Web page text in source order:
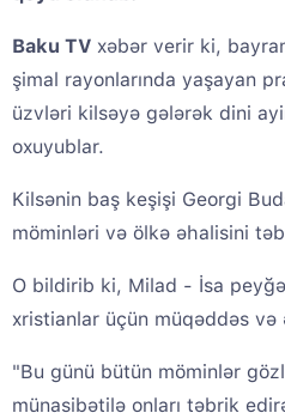
Baku TV xəbər verir ki,
şimal rayonlarında yaşayan
üzvləri kilsəyə gələrək dini
oxuyublar.
Kilsənin baş keşişi Georgi
möminləri və ölkə əhalisini
O bildirib ki, Milad - İsa
xristianlar üçün müqəddəs və
"Bu günü bütün möminlər
münasibətilə onları təbrik